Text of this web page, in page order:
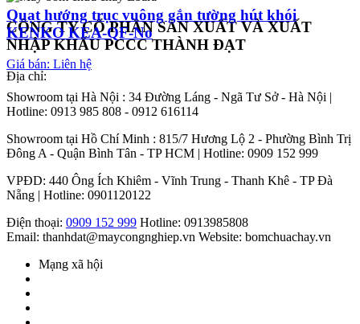
Quạt hướng trục vuông gắn tường hút khói
KENKO KEA-QF-No
Giá bán: Liên hệ
CÔNG TY CỔ PHẦN SẢN XUẤT VÀ XUẤT
NHẬP KHẨU PCCC THÀNH ĐẠT
Địa chỉ:
Showroom tại Hà Nội : 34 Đường Láng - Ngã Tư Sở - Hà Nội |
Hotline: 0913 985 808 - 0912 616114
Showroom tại Hồ Chí Minh : 815/7 Hương Lộ 2 - Phường Bình Trị
Đông A - Quận Bình Tân - TP HCM | Hotline: 0909 152 999
VPĐD: 440 Ông Ích Khiêm - Vĩnh Trung - Thanh Khê - TP Đà
Nẵng | Hotline: 0901120122
Điện thoại: 0909 152 999 Hotline: 0913985808
Email: thanhdat@maycongnghiep.vn Website: bomchuachay.vn
Mạng xã hội